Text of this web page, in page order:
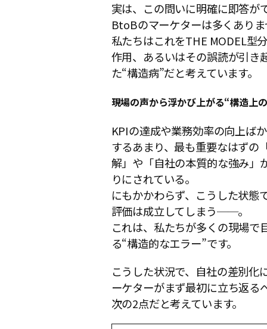
実は、この問いに明確に即答が
BtoBのマーケターは多くあり
私たちはこれをTHE MODEL型
作用、あるいはその誤読が引き
た“構造病”だと考えています。
現場の声から浮かび上がる“構造上
KPIの達成や業務効率の向上ば
するあまり、最も重要なはずの
解」や「自社の本質的な強み」
りにされている。
にもかかわらず、こうした状態
評価は成立してしまう──。
これは、私たちが多くの現場で
る“構造的なエラー”です。
こうした状況で、自社の差別化
ーケターがまず最初に立ち返る
次の2点だと考えています。